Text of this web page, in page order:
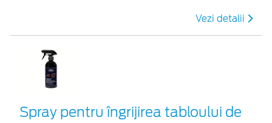
Vezi detalii
Spray pentru îngrijirea tabloului de